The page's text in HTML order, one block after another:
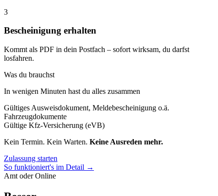
3
Bescheinigung erhalten
Kommt als PDF in dein Postfach – sofort wirksam, du darfst
losfahren.
Was du brauchst
In wenigen Minuten hast du alles zusammen
Gültiges Ausweisdokument, Meldebescheinigung o.ä.
Fahrzeugdokumente
Gültige Kfz-Versicherung (eVB)
Kein Termin. Kein Warten. Keine Ausreden mehr.
Zulassung starten
So funktioniert's im Detail →
Amt oder Online